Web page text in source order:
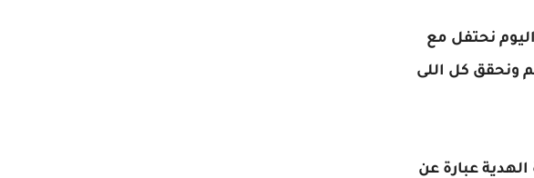
نحتفل مع
ونحقق كل اللى
عبارة عن